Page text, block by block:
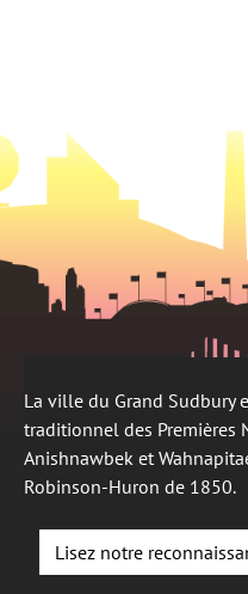
La ville du Grand Sudbury
traditionnel des Premières
Anishnawbek et
Robinson-Huron de 1850.
Lisez notre